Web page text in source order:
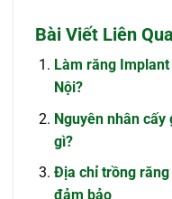
Bài Viết Liên
Làm răng
Nội?
Nguyên nhân
gì?
Địa chỉ trồng
đảm bảo